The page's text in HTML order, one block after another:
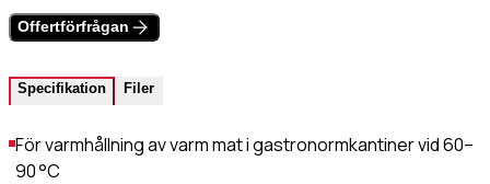
Offertförfrågan
Specifikation Filer
För varmhållning av varm mat i gastronormkantiner vid 60–
90 °C
Värmehäll
Hamburgervärmeri